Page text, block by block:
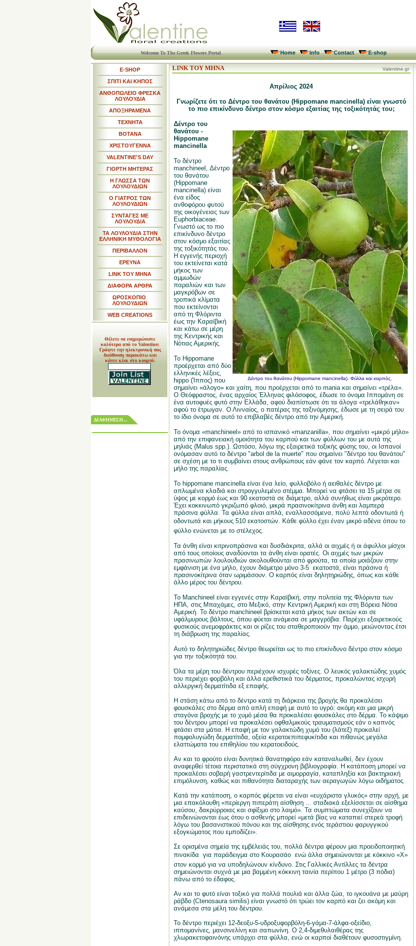
Welcome To The Greek Flowers Portal Home Info Contact E-shop
E-SHOP
ΣΠΙΤΙ ΚΑΙ ΚΗΠΟΣ
ΑΝΘΟΠΩΛΕΙΟ ΦΡΕΣΚΑ
ΛΟΥΛΟΥΔΙΑ
ΑΠΟΞΗΡΑΜΕΝΑ
ΤΕΧΝΗΤΑ
ΒΟΤΑΝΑ
ΧΡΙΣΤΟΥΓΕΝΝΑ
VALENTINE'S DAY
ΓΙΟΡΤΗ ΜΗΤΕΡΑΣ
Η ΓΛΩΣΣΑ ΤΩΝ
ΛΟΥΛΟΥΔΙΩΝ
Ο ΓΙΑΤΡΟΣ ΤΩΝ
ΛΟΥΛΟΥΔΙΩΝ
ΣΥΝΤΑΓΕΣ ΜΕ
ΛΟΥΛΟΥΔΙΑ
ΤΑ ΛΟΥΛΟΥΔΙΑ ΣΤΗΝ
ΕΛΛΗΝΙΚΗ ΜΥΘΟΛΟΓΙΑ
ΠΕΡΙΒΑΛΛΟΝ
ΕΡΕΥΝΑ
LINK TOY MHNA
ΔΙΑΦΟΡΑ ΑΡΘΡΑ
ΩΡΟΣΚΟΠΙΟ
ΛΟΥΛΟΥΔΙΩΝ
WEB CREATIONS
Θέλετε να ενημερώνεστε
καλύτερα από το Valentine;
Γράψτε την ηλεκτρονική σας
διεύθυνση παρακάτω και
κάντε κλικ στο κουμπί:
ΔΙΑΦΗΜΙΣΗ...
LINK ΤΟΥ ΜΗΝΑ Valentine.gr
Απρίλιος 2024
Γνωρίζετε ότι το Δέντρο του θανάτου (Hippomane mancinella) είναι γνωστό
το πιο επικίνδυνο δέντρο στον κόσμο εξαιτίας της τοξικότητάς του;
Δέντρο του θανάτου (Hippomane mancinella). Φύλλα και καρπός.
Δέντρο του
θανάτου -
Hippomane
mancinella
Το δέντρο
manchineel, Δέντρο
του θανάτου
(Hippomane
mancinella) είναι
ένα είδος
ανθοφόρου φυτού
της οικογένειας των
Euphorbiaceae.
Γνωστό ως το πιο
επικίνδυνο δέντρο
στον κόσμο εξαιτίας
της τοξικότητάς του.
Η εγγενής περιοχή
του εκτείνεται κατά
μήκος των
αμμωδών
παραλιών και των
μαγκρόβων σε
τροπικά κλίματα
που εκτείνονται
από τη Φλόριντα
έως την Καραϊβική
και κάτω σε μέρη
της Κεντρικής και
Νότιας Αμερικής.
Το Hippomane
προέρχεται από δύο
ελληνικές λέξεις,
hippo (Ίππος) που
σημαίνει «άλογο» και χαίτη, που προέρχεται από το mania και σημαίνει «τρέλα».
Ο Θεόφραστος, ένας αρχαίος Έλληνας φιλόσοφος, έδωσε το όνομα Ιππομάνη σε
ένα αυτοφυές φυτό στην Ελλάδα, αφού διαπίστωσε ότι τα άλογα «τρελάθηκαν»
αφού το έτρωγαν. Ο Λινναίος, ο πατέρας της ταξινόμησης, έδωσε με τη σειρά του
το ίδιο όνομα σε αυτό το επιβλαβές δέντρο από την Αμερική.
Το όνομα «manchineel» από το ισπανικό «manzanilla», που σημαίνει «μικρό μήλο»
από την επιφανειακή ομοιότητα του καρπού και των φύλλων του με αυτά της
μηλιάς (Malus spp.). Ωστόσο, λόγω της εξαιρετικά τοξικής φύσης του, οι Ισπανοί
ονόμασαν αυτό το δέντρο "arbol de la muerte" που σημαίνει "δέντρο του θανάτου"
σε σχέση με το τι συμβαίνει στους ανθρώπους εάν φάνε τον καρπό. Λέγεται και
μήλο της παραλίας.
Το hippomane mancinella είναι ένα λείο, φυλλοβόλο ή αειθαλές δέντρο με
απλωμένα κλαδιά και στρογγυλεμένο στέμμα. Μπορεί να φτάσει τα 15 μέτρα σε
ύψος με κορμό έως και 90 εκατοστά σε διάμετρο, αλλά συνήθως είναι μικρότερο.
Έχει κοκκινωπό γκριζωπό φλοιό, μικρά πρασινοκίτρινα άνθη και λαμπερά
πράσινα φύλλα. Τα φύλλα είναι απλά, εναλλασσόμενα, πολύ λεπτά οδοντωτά ή
οδοντωτά και μήκους 510 εκατοστών. Κάθε φύλλο έχει έναν μικρό αδένα όπου το
φύλλο ενώνεται με το στέλεχος.
Τα άνθη είναι κιτρινοπράσινα και δυσδιάκριτα, αλλά οι αιχμές ή οι άφυλλοι μίσχοι
από τους οποίους αναδύονται τα άνθη είναι ορατές. Οι αιχμές των μικρών
πρασινωπών λουλουδιών ακολουθούνται από φρούτα, τα οποία μοιάζουν στην
εμφάνιση με ένα μήλο, έχουν διάμετρο μόνο 3-5 εκατοστά, είναι πράσινα ή
πρασινοκίτρινα όταν ωριμάσουν. Ο καρπός είναι δηλητηριώδης, όπως και κάθε
άλλο μέρος του δέντρου.
Το Manchineel είναι εγγενές στην Καραϊβική, στην πολιτεία της Φλόριντα των
ΗΠΑ, στις Μπαχάμες, στο Μεξικό, στην Κεντρική Αμερική και στη Βόρεια Νότια
Αμερική. Το δέντρο manchineel βρίσκεται κατά μήκος των ακτών και σε
υφάλμυρους βάλτους, όπου φύεται ανάμεσα σε μαγγρόβια. Παρέχει εξαιρετικούς
φυσικούς ανεμοφράκτες και οι ρίζες του σταθεροποιούν την άμμο, μειώνοντας έτσι
τη διάβρωση της παραλίας.
Αυτό το δηλητηριώδες δέντρο θεωρείται ως το πιο επικίνδυνο δέντρο στον κόσμο
για την τοξικότητά του.
Όλα τα μέρη του δέντρου περιέχουν ισχυρές τοξίνες. Ο λευκός γαλακτώδης χυμός
του περιέχει φορβόλη και άλλα ερεθιστικά του δέρματος, προκαλώντας ισχυρή
αλλεργική δερματίτιδα εξ επαφής.
Η στάση κάτω από το δέντρο κατά τη διάρκεια της βροχής θα προκαλέσει
φουσκάλες στο δέρμα από απλή επαφή με αυτό το υγρό: ακόμη και μια μικρή
σταγόνα βροχής με το χυμό μέσα θα προκαλέσει φουσκάλες στο δέρμα. Το κάψιμο
του δέντρου μπορεί να προκαλέσει οφθαλμικούς τραυματισμούς εάν ο καπνός
φτάσει στα μάτια. Η επαφή με τον γαλακτώδη χυμό του (λάτεξ) προκαλεί
πομφολυγώδη δερματίτιδα, οξεία κερατοεπιπεφυκίτιδα και πιθανώς μεγάλα
ελαττώματα του επιθηλίου του κερατοειδούς.
Αν και το φρούτο είναι δυνητικά θανατηφόρο εάν καταναλωθεί, δεν έχουν
αναφερθεί τέτοια περιστατικά στη σύγχρονη βιβλιογραφία. Η κατάποση μπορεί να
προκαλέσει σοβαρή γαστρεντερίτιδα με αιμορραγία, καταπληξία και βακτηριακή
επιμόλυνση, καθώς και πιθανότητα διαταραχής των αεραγωγών λόγω οιδήματος.
Κατά την κατάποση, ο καρπός φέρεται να είναι «ευχάριστα γλυκός» στην αρχή, με
μια επακόλουθη «περίεργη πιπεράτη αίσθηση ... σταδιακά εξελίσσεται σε αίσθημα
καύσου, δακρύρροιας και σφίξιμο στο λαιμό». Τα συμπτώματα συνεχίζουν να
επιδεινώνονται έως ότου ο ασθενής μπορεί «μετά βίας να καταπιεί στερεά τροφή
λόγω του βασανιστικού πόνου και της αίσθησης ενός τεράστιου φαρυγγικού
εξογκώματος που εμποδίζει».
Σε ορισμένα σημεία της εμβέλειάς του, πολλά δέντρα φέρουν μια προειδοποιητική
πινακίδα  για παράδειγμα στο Κουρασάο  ενώ άλλα σημειώνονται με κόκκινο «Χ»
στον κορμό για να υποδηλώνουν κίνδυνο. Στις Γαλλικές Αντίλλες τα δέντρα
σημειώνονται συχνά με μια βαμμένη κόκκινη ταινία περίπου 1 μέτρο (3 πόδια)
πάνω από το έδαφος.
Αν και το φυτό είναι τοξικό για πολλά πουλιά και άλλα ζώα, το ιγκουάνα με μαύρη
ράβδο (Ctenosaura similis) είναι γνωστό ότι τρώει τον καρπό και ζει ακόμη και
ανάμεσα στα μέλη του δέντρου.
Το δέντρο περιέχει 12-δεοξυ-5-υδροξυφορβόλη-6-γάμα-7-άλφα-οξείδιο,
ιππομανίνες, μανσινελίνη και σαπωνίνη. Ο 2,4-διμεθυλαιθέρας της
χλωρακετοφαινόνης υπάρχει στα φύλλα, ενώ οι καρποί διαθέτουν φυσοστιγμίνη.